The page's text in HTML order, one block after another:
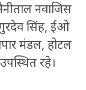
नवाजिस
सिंह, ईओ
मंडल, होटल
रहे।